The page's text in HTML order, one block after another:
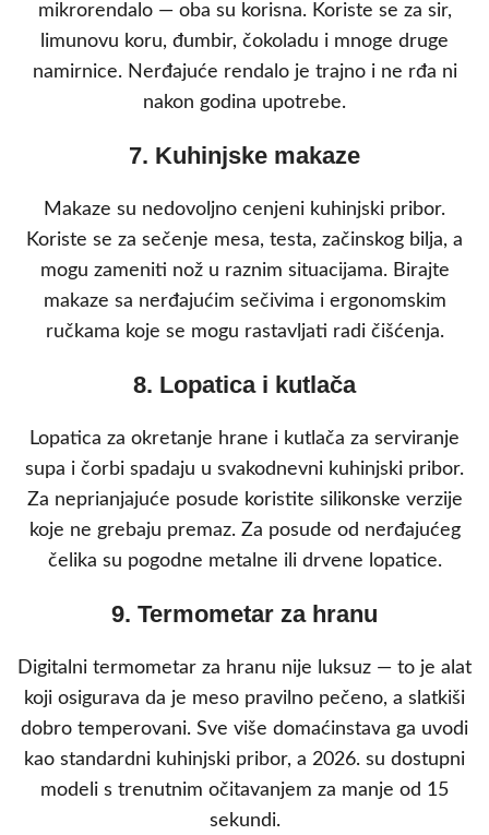
mikrorendalo — oba su korisna. Koriste se za sir,
limunovu koru, đumbir, čokoladu i mnoge druge
namirnice. Nerđajuće rendalo je trajno i ne rđa ni
nakon godina upotrebe.
7. Kuhinjske makaze
Makaze su nedovoljno cenjeni kuhinjski pribor.
Koriste se za sečenje mesa, testa, začinskog bilja, a
mogu zameniti nož u raznim situacijama. Birajte
makaze sa nerđajućim sečivima i ergonomskim
ručkama koje se mogu rastavljati radi čišćenja.
8. Lopatica i kutlača
Lopatica za okretanje hrane i kutlača za serviranje
supa i čorbi spadaju u svakodnevni kuhinjski pribor.
Za neprianjajuće posude koristite silikonske verzije
koje ne grebaju premaz. Za posude od nerđajućeg
čelika su pogodne metalne ili drvene lopatice.
9. Termometar za hranu
Digitalni termometar za hranu nije luksuz — to je alat
koji osigurava da je meso pravilno pečeno, a slatkiši
dobro temperovani. Sve više domaćinstava ga uvodi
kao standardni kuhinjski pribor, a 2026. su dostupni
modeli s trenutnim očitavanjem za manje od 15
sekundi.